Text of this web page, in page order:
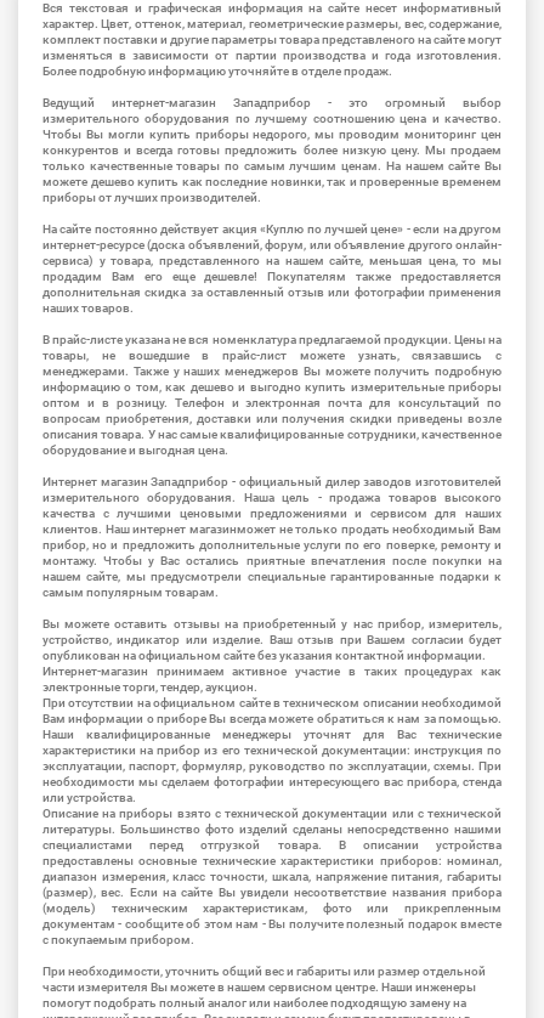
Вся текстовая и графическая информация на сайте несет информативный
характер. Цвет, оттенок, материал, геометрические размеры, вес, содержание,
комплект поставки и другие параметры товара представленого на сайте могут
изменяться в зависимости от партии производства и года изготовления.
Более подробную информацию уточняйте в отделе продаж.
Ведущий интернет-магазин Западприбор - это огромный выбор
измерительного оборудования по лучшему соотношению цена и качество.
Чтобы Вы могли купить приборы недорого, мы проводим мониторинг цен
конкурентов и всегда готовы предложить более низкую цену. Мы продаем
только качественные товары по самым лучшим ценам. На нашем сайте Вы
можете дешево купить как последние новинки, так и проверенные временем
приборы от лучших производителей.
На сайте постоянно действует акция «Куплю по лучшей цене» - если на другом
интернет-ресурсе (доска объявлений, форум, или объявление другого онлайн-
сервиса) у товара, представленного на нашем сайте, меньшая цена, то мы
продадим Вам его еще дешевле! Покупателям также предоставляется
дополнительная скидка за оставленный отзыв или фотографии применения
наших товаров.
В прайс-листе указана не вся номенклатура предлагаемой продукции. Цены на
товары, не вошедшие в прайс-лист можете узнать, связавшись с
менеджерами. Также у наших менеджеров Вы можете получить подробную
информацию о том, как дешево и выгодно купить измерительные приборы
оптом и в розницу. Телефон и электронная почта для консультаций по
вопросам приобретения, доставки или получения скидки приведены возле
описания товара. У нас самые квалифицированные сотрудники, качественное
оборудование и выгодная цена.
Интернет магазин Западприбор - официальный дилер заводов изготовителей
измерительного оборудования. Наша цель - продажа товаров высокого
качества с лучшими ценовыми предложениями и сервисом для наших
клиентов. Наш интернет магазинможет не только продать необходимый Вам
прибор, но и предложить дополнительные услуги по его поверке, ремонту и
монтажу. Чтобы у Вас остались приятные впечатления после покупки на
нашем сайте, мы предусмотрели специальные гарантированные подарки к
самым популярным товарам.
Вы можете оставить отзывы на приобретенный у нас прибор, измеритель,
устройство, индикатор или изделие. Ваш отзыв при Вашем согласии будет
опубликован на официальном сайте без указания контактной информации.
Интернет-магазин принимаем активное участие в таких процедурах как
электронные торги, тендер, аукцион.
При отсутствии на официальном сайте в техническом описании необходимой
Вам информации о приборе Вы всегда можете обратиться к нам за помощью.
Наши квалифицированные менеджеры уточнят для Вас технические
характеристики на прибор из его технической документации: инструкция по
эксплуатации, паспорт, формуляр, руководство по эксплуатации, схемы. При
необходимости мы сделаем фотографии интересующего вас прибора, стенда
или устройства.
Описание на приборы взято с технической документации или с технической
литературы. Большинство фото изделий сделаны непосредственно нашими
специалистами перед отгрузкой товара. В описании устройства
предоставлены основные технические характеристики приборов: номинал,
диапазон измерения, класс точности, шкала, напряжение питания, габариты
(размер), вес. Если на сайте Вы увидели несоответствие названия прибора
(модель) техническим характеристикам, фото или прикрепленным
документам - сообщите об этом нам - Вы получите полезный подарок вместе
с покупаемым прибором.
При необходимости, уточнить общий вес и габариты или размер отдельной
части измерителя Вы можете в нашем сервисном центре. Наши инженеры
помогут подобрать полный аналог или наиболее подходящую замену на